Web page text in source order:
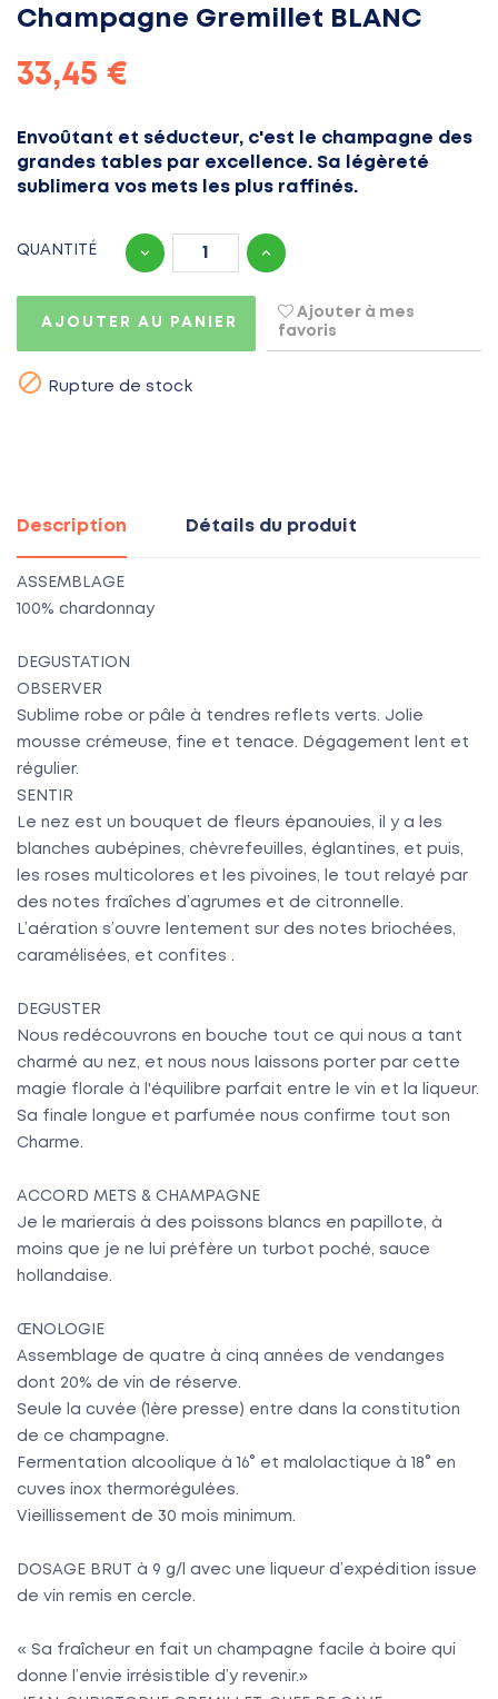
Champagne Gremillet BLANC
33,45 €
Envoûtant et séducteur, c'est le champagne des
grandes tables par excellence. Sa légèreté
sublimera vos mets les plus raffinés.
QUANTITÉ
AJOUTER AU PANIER
Ajouter à mes
favoris
 Rupture de stock
Description Détails du produit
ASSEMBLAGE
100% chardonnay
DEGUSTATION
OBSERVER
Sublime robe or pâle à tendres reflets verts. Jolie
mousse crémeuse, fine et tenace. Dégagement lent et
régulier.
SENTIR
Le nez est un bouquet de fleurs épanouies, il y a les
blanches aubépines, chèvrefeuilles, églantines, et puis,
les roses multicolores et les pivoines, le tout relayé par
des notes fraîches d’agrumes et de citronnelle.
L’aération s’ouvre lentement sur des notes briochées,
caramélisées, et confites .
DEGUSTER
Nous redécouvrons en bouche tout ce qui nous a tant
charmé au nez, et nous nous laissons porter par cette
magie florale à l'équilibre parfait entre le vin et la liqueur.
Sa finale longue et parfumée nous confirme tout son
Charme.
ACCORD METS & CHAMPAGNE
Je le marierais à des poissons blancs en papillote, à
moins que je ne lui préfère un turbot poché, sauce
hollandaise.
ŒNOLOGIE
Assemblage de quatre à cinq années de vendanges
dont 20% de vin de réserve.
Seule la cuvée (1ère presse) entre dans la constitution
de ce champagne.
Fermentation alcoolique à 16° et malolactique à 18° en
cuves inox thermorégulées.
Vieillissement de 30 mois minimum.
DOSAGE BRUT à 9 g/l avec une liqueur d’expédition issue
de vin remis en cercle.
« Sa fraîcheur en fait un champagne facile à boire qui
donne l’envie irrésistible d’y revenir.»